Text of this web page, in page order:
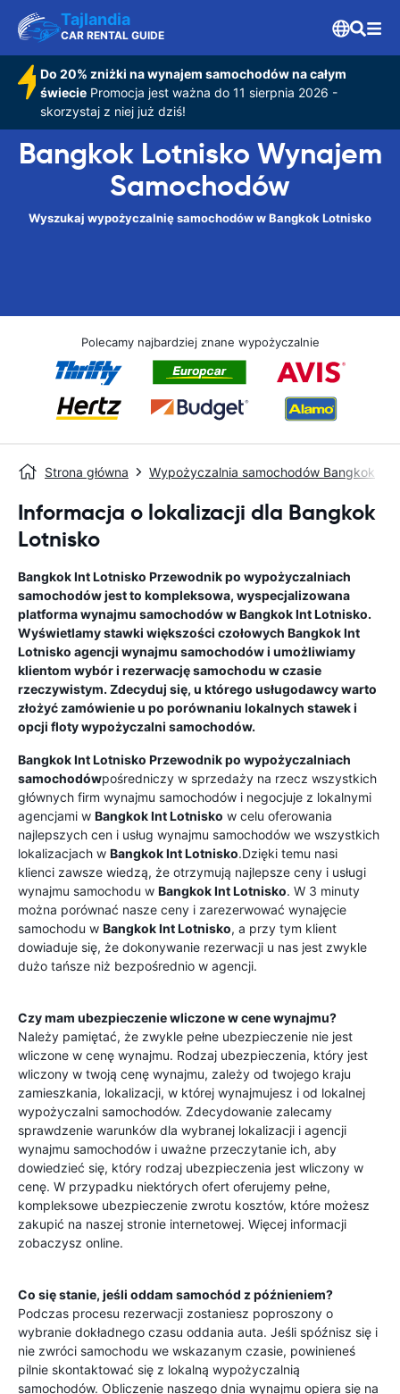
Tajlandia
CAR RENTAL GUIDE
Do 20% zniżki na wynajem samochodów na całym
świeciePromocja jest ważna do 11 sierpnia 2026 -
skorzystaj z niej już dziś!
Bangkok Lotnisko Wynajem
Samochodów
Wyszukaj wypożyczalnię samochodów w Bangkok Lotnisko
Polecamy najbardziej znane wypożyczalnie
Strona główna Wypożyczalnia samochodów Bangkok
Informacja o lokalizacji dla Bangkok
Lotnisko
Bangkok Int Lotnisko Przewodnik po wypożyczalniach
samochodówjest to kompleksowa, wyspecjalizowana
platforma wynajmu samochodów wBangkok Int Lotnisko.
Wyświetlamy stawki większości czołowych Bangkok Int
Lotnisko agencji wynajmu samochodów i umożliwiamy
klientom wybór i rezerwację samochodu w czasie
rzeczywistym. Zdecyduj się, u którego usługodawcy warto
złożyć zamówienie u po porównaniu lokalnych stawek i
opcji floty wypożyczalni samochodów.
Bangkok Int Lotnisko Przewodnik po wypożyczalniach
samochodówpośredniczy w sprzedaży na rzecz wszystkich
głównych firm wynajmu samochodów i negocjuje z lokalnymi
agencjami w Bangkok Int Lotnisko w celu oferowania
najlepszych cen i usług wynajmu samochodów we wszystkich
lokalizacjach w Bangkok Int Lotnisko.Dzięki temu nasi
klienci zawsze wiedzą, że otrzymują najlepsze ceny i usługi
wynajmu samochodu w Bangkok Int Lotnisko. W 3 minuty
można porównać nasze ceny i zarezerwować wynajęcie
samochodu w Bangkok Int Lotnisko, a przy tym klient
dowiaduje się, że dokonywanie rezerwacji u nas jest zwykle
dużo tańsze niż bezpośrednio w agencji.
Czy mam ubezpieczenie wliczone w cene wynajmu?
Należy pamiętać, że zwykle pełne ubezpieczenie nie jest
wliczone w cenę wynajmu. Rodzaj ubezpieczenia, który jest
wliczony w twoją cenę wynajmu, zależy od twojego kraju
zamieszkania, lokalizacji, w której wynajmujesz i od lokalnej
wypożyczalni samochodów. Zdecydowanie zalecamy
sprawdzenie warunków dla wybranej lokalizacji i agencji
wynajmu samochodów i uważne przeczytanie ich, aby
dowiedzieć się, który rodzaj ubezpieczenia jest wliczony w
cenę. W przypadku niektórych ofert oferujemy pełne,
kompleksowe ubezpieczenie zwrotu kosztów, które możesz
zakupić na naszej stronie internetowej. Więcej informacji
zobaczysz online.
Co się stanie, jeśli oddam samochód z późnieniem?
Podczas procesu rezerwacji zostaniesz poproszony o
wybranie dokładnego czasu oddania auta. Jeśli spóźnisz się i
nie zwróci samochodu we wskazanym czasie, powinieneś
pilnie skontaktować się z lokalną wypożyczalnią
samochodów. Obliczenie naszego dnia wynajmu opiera się na